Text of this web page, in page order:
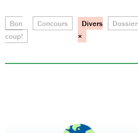
Bon
coup!
Concours
Divers
×
Dossier